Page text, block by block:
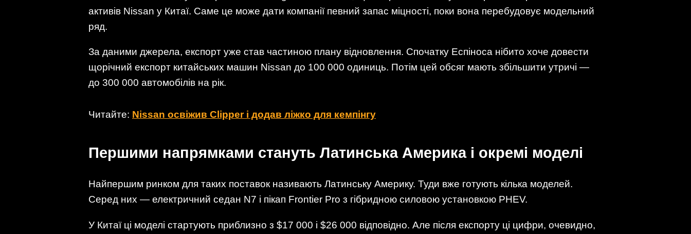
активів Nissan у Китаї. Саме це може дати компанії певний запас міцності, поки вона перебудовує модельний
ряд.
За даними джерела, експорт уже став частиною плану відновлення. Спочатку Еспіноса нібито хоче довести
щорічний експорт китайських машин Nissan до 100 000 одиниць. Потім цей обсяг мають збільшити утричі —
до 300 000 автомобілів на рік.
Читайте: Nissan освіжив Clipper і додав ліжко для кемпінгу
Першими напрямками стануть Латинська Америка і окремі моделі
Найпершим ринком для таких поставок називають Латинську Америку. Туди вже готують кілька моделей.
Серед них — електричний седан N7 і пікап Frontier Pro з гібридною силовою установкою PHEV.
У Китаї ці моделі стартують приблизно з $17 000 і $26 000 відповідно. Але після експорту ці цифри, очевидно,